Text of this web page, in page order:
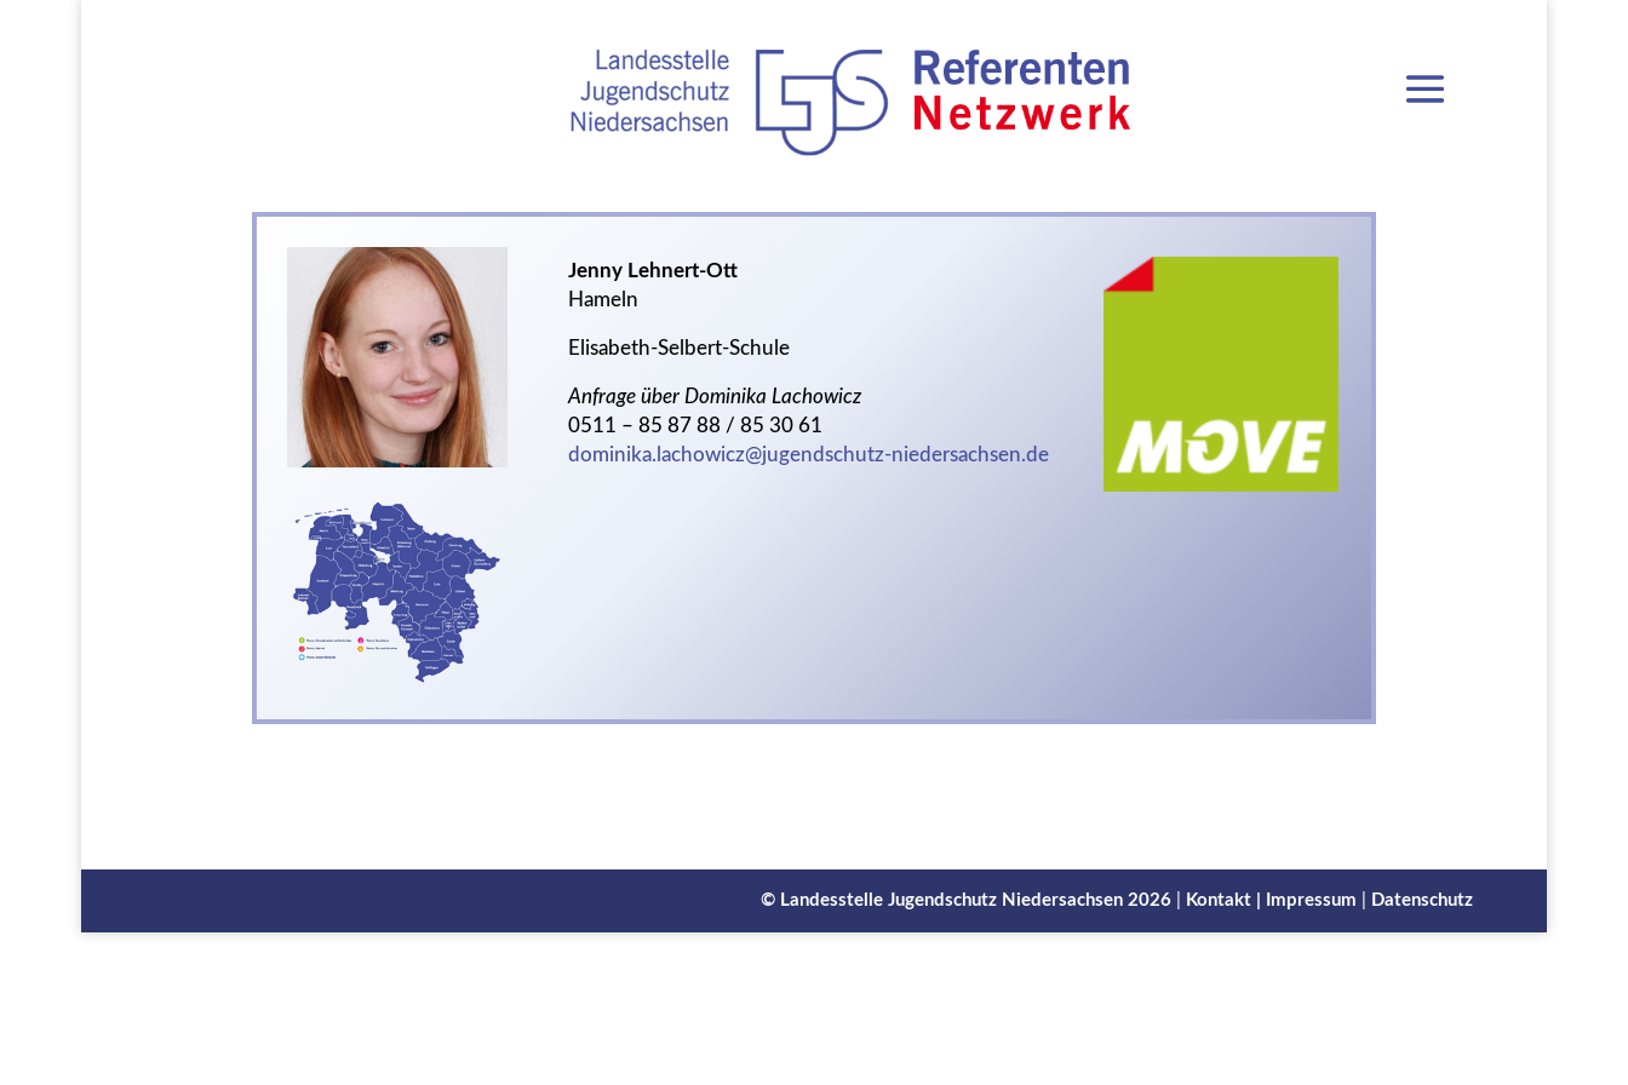
Jenny Lehnert-Ott
Hameln
Elisabeth-Selbert-Schule
Anfrage über Dominika Lachowicz
0511 – 85 87 88 / 85 30 61
dominika.lachowicz@jugendschutz-niedersachsen.de
© Landesstelle Jugendschutz Niedersachsen 2026 Kontakt | Impressum Datenschutz